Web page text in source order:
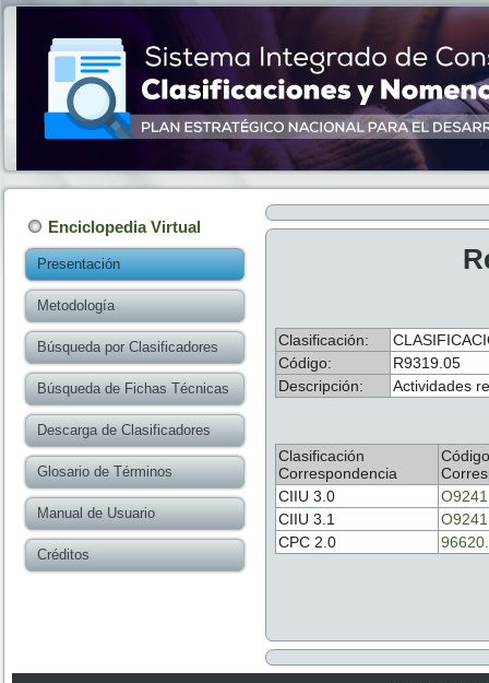
Enciclopedia Virtual
Presentación
Metodología
Búsqueda por Clasificadores
Búsqueda de Fichas Técnicas
Descarga de Clasificadores
Glosario de Términos
Manual de Usuario
Créditos
Clasificación:
Código:
R9319.05
Descripción:
Actividades
Clasificación
Correspondencia
Código
CIIU 3.0
CIIU 3.1
CPC 2.0